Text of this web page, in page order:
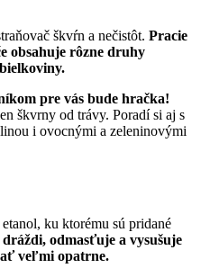
škvŕn a nečistôt. Pracie
obsahuje rôzne druhy
pre vás bude hračka!
škvrny od trávy. Poradí si aj s
i ovocnými a zeleninovými
ku ktorému sú pridané
odmasťuje a vysušuje
veľmi opatrne.